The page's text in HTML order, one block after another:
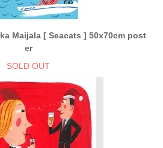
Maijala [ Seacats ] 50x70cm post
er
SOLD OUT